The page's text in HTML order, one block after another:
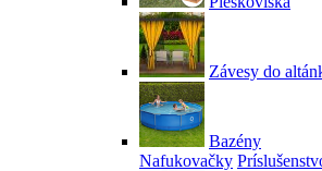
Závesy do
Bazény
Nafukovačky